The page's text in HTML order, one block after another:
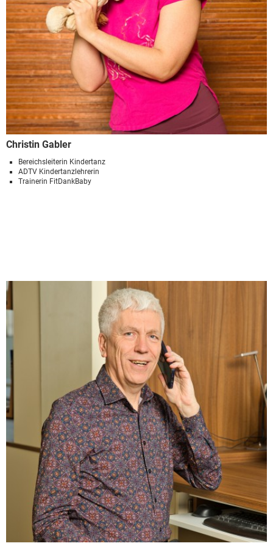
Christin Gabler
Bereichsleiterin Kindertanz
ADTV Kindertanzlehrerin
Trainerin FitDankBaby